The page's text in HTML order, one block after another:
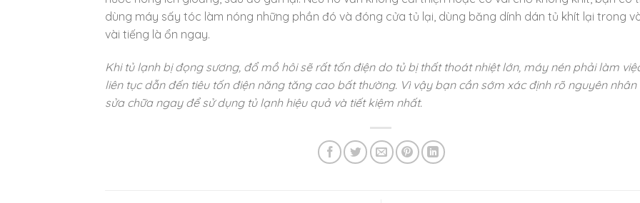
dùng máy sấy tóc làm nóng những phần đó và đóng cửa tủ lại, dùng băng dính dán tủ khít lại trong
vài tiếng là ổn ngay.
Khi tủ lạnh bị đọng sương, đổ mồ hôi sẽ rất tốn điện do tủ bị thất thoát nhiệt lớn, máy nén phải làm
liên tục dẫn đến tiêu tốn điện năng tăng cao bất thường. Vì vậy bạn cần sớm xác định rõ nguyên nhân
sửa chữa ngay để sử dụng tủ lạnh hiệu quả và tiết kiệm nhất.